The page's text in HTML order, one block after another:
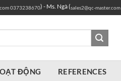
0373238670) - Ms. Ngà (sales2@qc-master.com
ĐỘNG REFERENCES